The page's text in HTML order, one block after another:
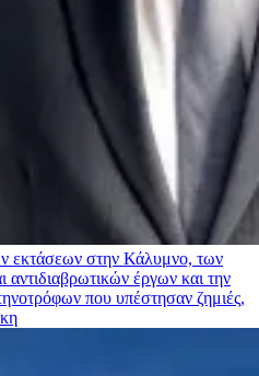
εκτάσεων στην Κάλυμνο, των
αντιδιαβρωτικών έργων και την
που υπέστησαν ζημιές,